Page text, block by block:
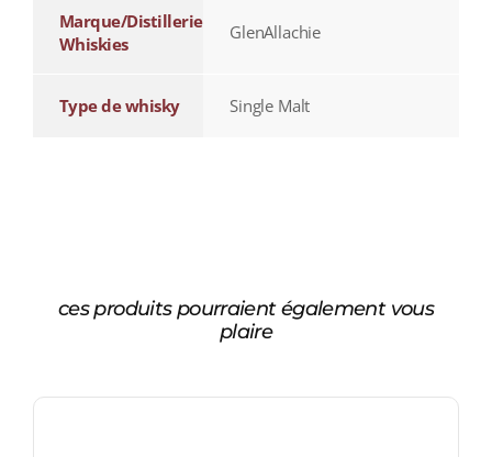
Marque/Distillerie
Whiskies
GlenAllachie
Type de whisky Single Malt
ces produits pourraient également vous
plaire